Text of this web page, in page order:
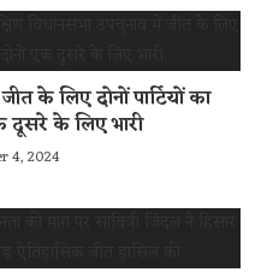
के लिए दोनों पार्टियों का
दूसरे के लिए भारी
4, 2024